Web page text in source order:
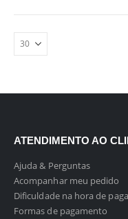
ATENDIMENTO AO
Ajuda & Perguntas
Acompanhar meu pedido
Dificuldade na hora de
Formas de pagamento